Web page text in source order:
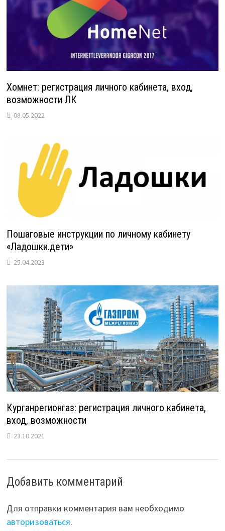
Хомнет: регистрация личного кабинета, вход,
возможности ЛК
08.05.2022
Пошаговые инструкции по личному кабинету
«Ладошки.дети»
25.04.2023
Курганрегионгаз: регистрация личного кабинета,
вход, возможности
23.10.2021
Добавить комментарий
Для отправки комментария вам необходимо
авторизоваться.